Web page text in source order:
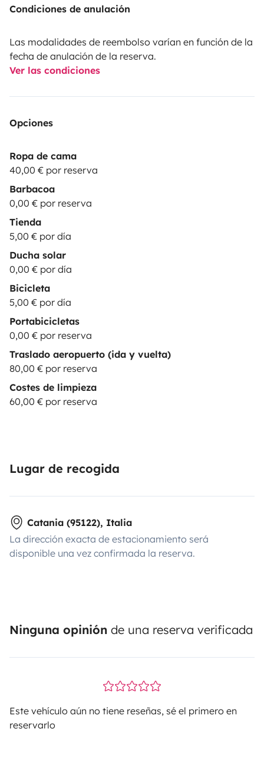
Condiciones de anulación
Las modalidades de reembolso varían en función de la
fecha de anulación de la reserva.
Ver las condiciones
Opciones
Ropa de cama
40,00 € por reserva
Barbacoa
0,00 € por reserva
Tienda
5,00 € por día
Ducha solar
0,00 € por día
Bicicleta
5,00 € por día
Portabicicletas
0,00 € por reserva
Traslado aeropuerto (ida y vuelta)
80,00 € por reserva
Costes de limpieza
60,00 € por reserva
Lugar de recogida
Catania (95122), Italia
La dirección exacta de estacionamiento será
disponible una vez confirmada la reserva.
Ninguna opinión de una reserva verificada
Este vehículo aún no tiene reseñas, sé el primero en
reservarlo